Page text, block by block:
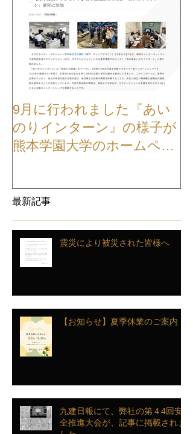
9月に行われました『あい
のりインターン』の様子が
熊本学園大学のホームペー
最新記事
震災により被災された皆様へ
【お知らせ】夏季休業のご案内
九建日報にて、弊社の第４4回安
全推進大会が、記事に掲載されま